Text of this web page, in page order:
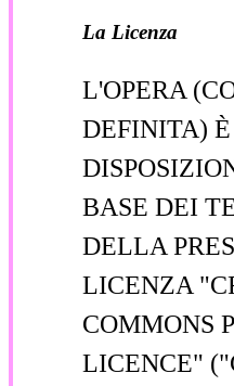
La Licenza
L'OPERA
DEFINITA)
BASE DEI
DELLA
LICENZA
COMMONS
LICENCE"